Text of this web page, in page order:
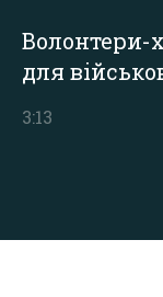
Волонтери-
для
3:13